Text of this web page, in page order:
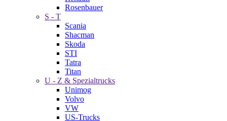
Rosenbauer
S - T
Scania
Shacman
Skoda
STI
Tatra
Titan
U - Z & Spezialtrucks
Unimog
Volvo
VW
US-Trucks